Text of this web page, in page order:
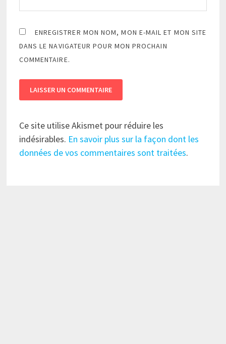
ENREGISTRER MON NOM, MON E-MAIL ET MON SITE
DANS LE NAVIGATEUR POUR MON PROCHAIN
COMMENTAIRE.
Ce site utilise Akismet pour réduire les
indésirables. En savoir plus sur la façon dont les
données de vos commentaires sont traitées.